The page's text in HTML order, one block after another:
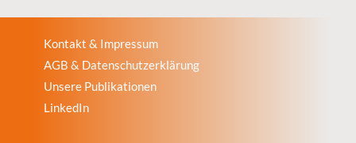
Kontakt & Impressum
AGB & Datenschutzerklärung
Unsere Publikationen
LinkedIn